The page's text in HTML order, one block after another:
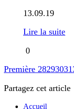
13.09.19
Lire la suite
0
Première 28293031
Partagez cet article
Accueil